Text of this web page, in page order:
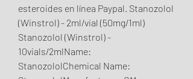
esteroides en línea Paypal. Stanozolol
(Winstrol) - 2ml/vial (50mg/1ml)
Stanozolol (Winstrol) -
10vials/2mlName:
StanozololChemical Name: